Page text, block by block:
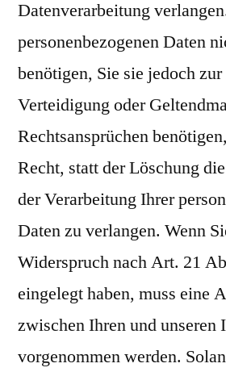
Datenverarbeitung
personenbezogenen Daten
benötigen, Sie sie jedoch
Verteidigung oder
Rechtsansprüchen
Recht, statt der Löschung
der Verarbeitung Ihrer
Daten zu verlangen. Wenn
Widerspruch nach Art. 21
eingelegt haben, muss eine
zwischen Ihren und unseren
vorgenommen werden.